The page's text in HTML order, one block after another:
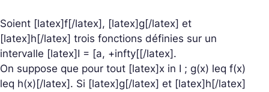
Soient [latex]f[/latex], [latex]g[/latex] et
[latex]h[/latex] trois fonctions définies sur un
intervalle [latex]I = [a, +infty[[/latex].
On suppose que pour tout [latex]x in I ; g(x) leq f(x)
leq h(x)[/latex]. Si [latex]g[/latex] et [latex]h[/latex]